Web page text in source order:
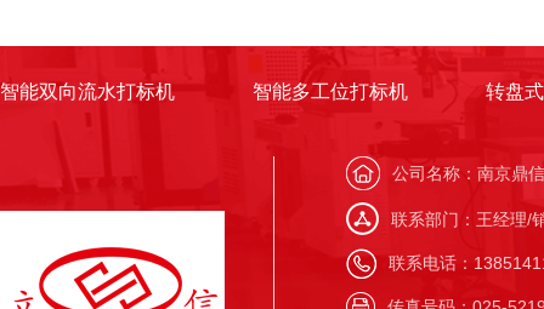
智能双向流水打标机 智能多工位打标机 转盘
公司名称：南京鼎
联系部门：王经理/
联系电话：